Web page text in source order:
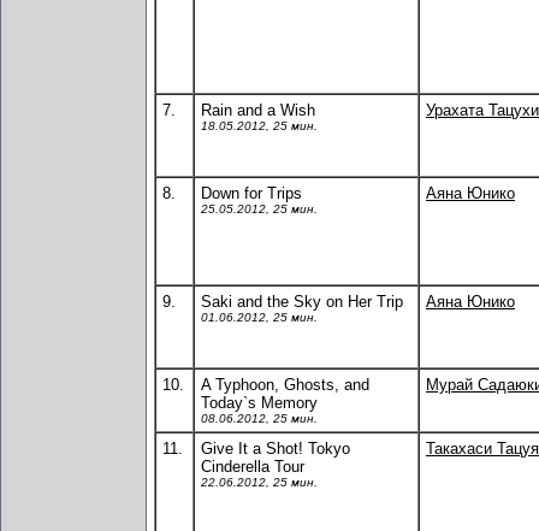
7. Rain and a Wish
18.05.2012, 25 мин.
Урахата
8. Down for Trips
25.05.2012, 25 мин.
Аяна Юнико
9. Saki and the Sky on Her Trip
01.06.2012, 25 мин.
Аяна Юнико
10.
A Typhoon, Ghosts, and
Today`s Memory
08.06.2012, 25 мин.
Мурай
11.
Give It a Shot! Tokyo
Cinderella Tour
22.06.2012, 25 мин.
Такахаси Тацуя